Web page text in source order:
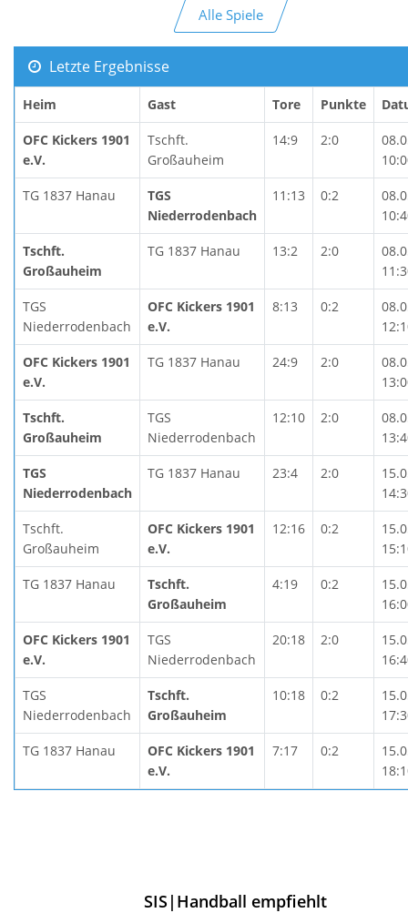
Alle Spiele
Letzte Ergebnisse
Heim Gast Tore Punkte
OFC Kickers 1901
e.V.
Tschft.
Großauheim
14:9 2:0
TG 1837 Hanau
TGS
Niederrodenbach
11:13 0:2
Tschft.
Großauheim
TG 1837 Hanau 13:2 2:0
TGS
Niederrodenbach
OFC Kickers 1901
e.V.
8:13 0:2
OFC Kickers 1901
e.V.
TG 1837 Hanau 24:9 2:0
Tschft.
Großauheim
TGS
Niederrodenbach
12:10 2:0
TGS
Niederrodenbach
TG 1837 Hanau 23:4 2:0
Tschft.
Großauheim
OFC Kickers 1901
e.V.
12:16 0:2
TG 1837 Hanau
Tschft.
Großauheim
4:19 0:2
OFC Kickers 1901
e.V.
TGS
Niederrodenbach
20:18 2:0
TGS
Niederrodenbach
Tschft.
Großauheim
10:18 0:2
TG 1837 Hanau
OFC Kickers 1901
e.V.
7:17 0:2
SIS|Handball empfiehlt